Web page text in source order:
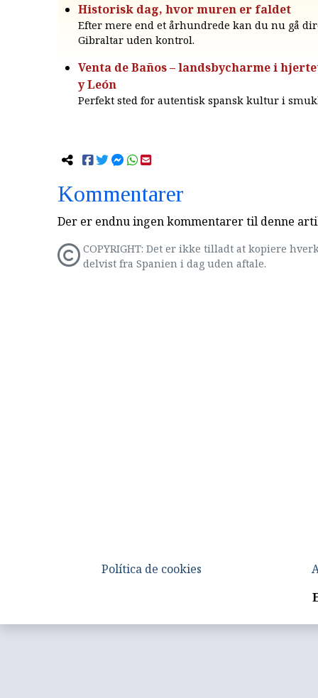
Historisk dag, hvor muren er faldet
Efter mere end et århundrede kan du nu gå
Gibraltar uden kontrol.
Venta de Baños – landsbycharme i
y León
Perfekt sted for autentisk spansk kultur i
Kommentarer
Der er endnu ingen kommentarer til denne
COPYRIGHT: Det er ikke tilladt at kopiere
delvist fra Spanien i dag uden aftale.
Política de cookies